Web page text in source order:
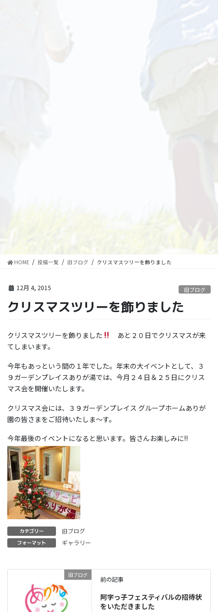
HOME 投稿一覧 旧ブログ クリスマスツリーを飾りました
12月 4, 2015 旧ブログ
クリスマスツリーを飾りました
クリスマスツリーを飾りました
あと２０日でクリスマスが来
てしまいます。
今年もあっという間の１年でした。年末の大イベントとして、３
９ガーデンプレイスありが湯では、今月２４日＆２５日にクリス
マス会を開催いたします。
クリスマス会には、３９ガーデンプレイス グループホームありが
園の皆さまをご招待いたしま～す。
今年最後のイベントになると思います。皆さんお楽しみに!!
カテゴリー 旧ブログ
フォーマット ギャラリー
旧ブログ
前の記事
阿字っ子フェスティバルの招待状
をいただきました